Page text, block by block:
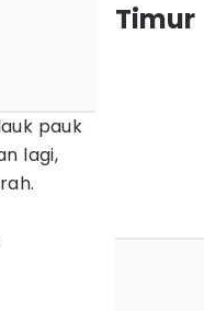
pauk
lagi,
Timur